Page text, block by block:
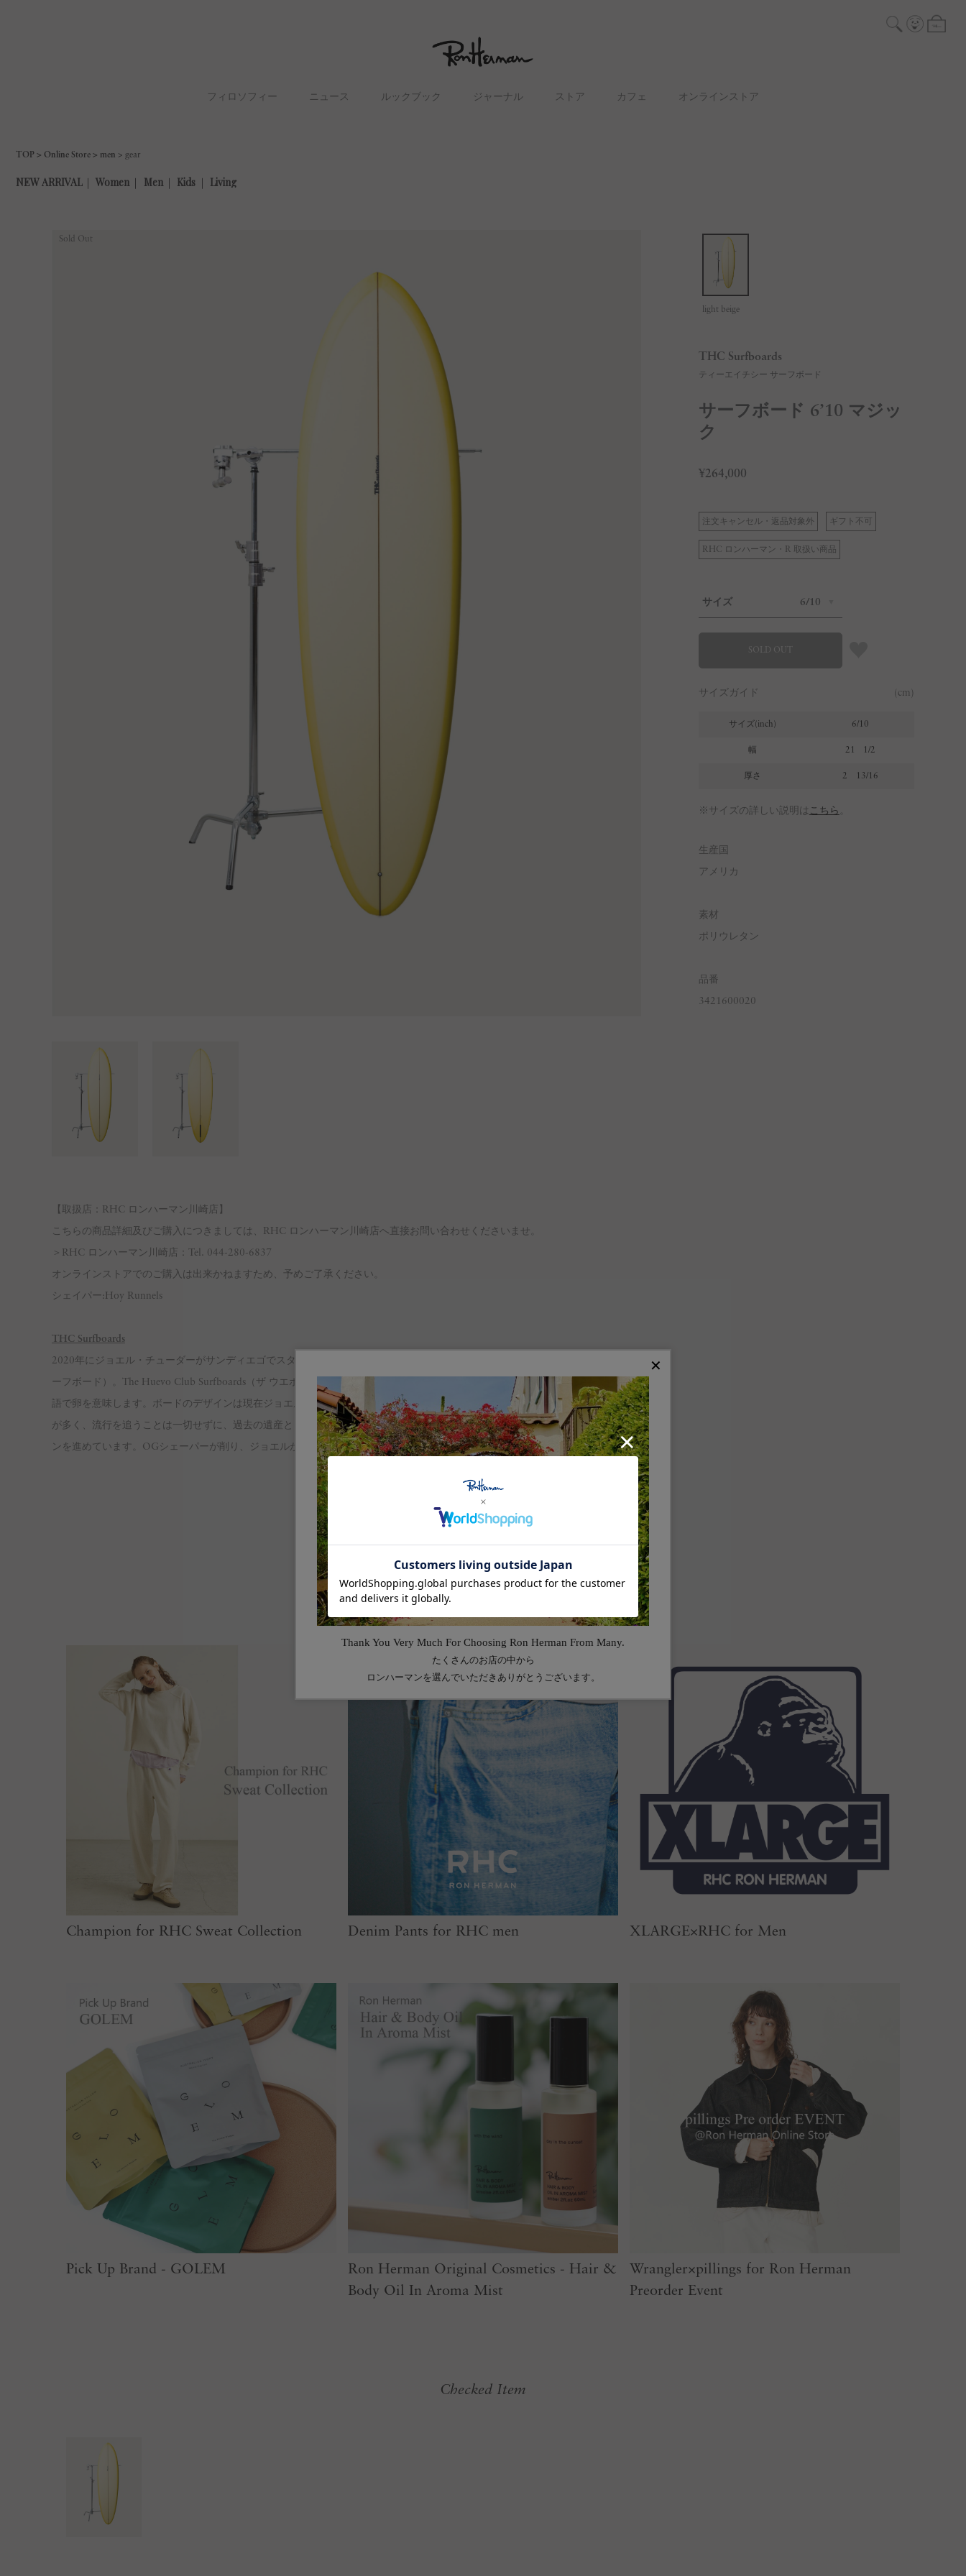
フィロソフィー ニュース ルックブック ジャーナル ストア カフェ オンラインストア
TOP Online Store men gear
Sold Out
【取扱店：RHC ロンハーマン川崎店】
こちらの商品詳細及びご購入につきましては、RHC ロンハーマン川崎店へ直接お問い合わせくださいませ。
＞RHC ロンハーマン川崎店：Tel. 044-280-6837
オンラインストアでのご購入は出来かねますため、予めご了承ください。
シェイパー:Hoy Runnels
THC Surfboards
2020年にジョエル・チューダーがサンディエゴでスタートしたエッグボードカンパニー、THC Surfboards（ティーエイチシー サ
ーフボード）。The Huevo Club Surfboards（ザ ウエボ クラブ サーフボード）が正式名称であり、Huevo（ウエボ）とはスペイン
語で卵を意味します。ボードのデザインは現在ジョエルが注目している、70年代を思い起こさせるような派手なブラシのデザイン
が多く、流行を追うことは一切せずに、過去の遺産ともいえるレジェンドシェイパー達のボードデザインを参考にしながらデザイ
ンを進めています。OGシェーパーが削り、ジョエルがデザインするという究極のエッグボードです。
light beige
THC Surfboards
ティーエイチシー サーフボード
サーフボード 6’10 マジッ
ク
¥264,000
注文キャンセル・返品対象外 ギフト不可
RHC ロンハーマン・R 取扱い商品
サイズ 6/10
SOLD OUT
サイズガイド (cm)
サイズ(inch) 6/10
幅 21 1/2
厚さ 2 13/16
※サイズの詳しい説明は こちら
生産国
アメリカ
素材
ポリウレタン
品番
3421600020
Champion for RHC Sweat Collection Denim Pants for RHC men XLARGE×RHC for Men
Pick Up Brand - GOLEM
Ron Herman Original Cosmetics - Hair &
Body Oil In Aroma Mist
Wrangler×pillings for Ron Herman
Preorder Event
Checked Item